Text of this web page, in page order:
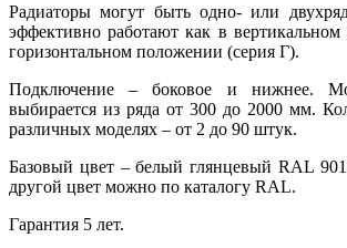
Радиаторы могут быть одно- или
эффективно работают как в
горизонтальном положении (серия Г).
Подключение – боковое и нижнее.
выбирается из ряда от 300 до 2000 мм.
различных моделях – от 2 до 90 штук.
Базовый цвет – белый глянцевый RAL
другой цвет можно по каталогу RAL.
Гарантия 5 лет.